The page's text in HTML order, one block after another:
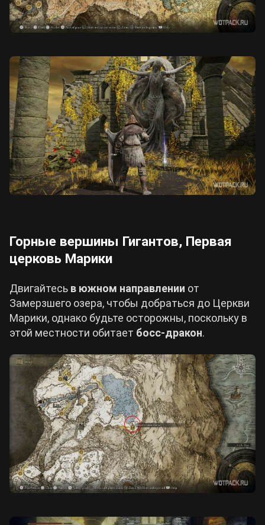
Горные вершины Гигантов, Первая
церковь Марики
Двигайтесь в южном направлении от
Замерзшего озера, чтобы добраться до Церкви
Марики, однако будьте осторожны, поскольку в
этой местности обитает босс-дракон.